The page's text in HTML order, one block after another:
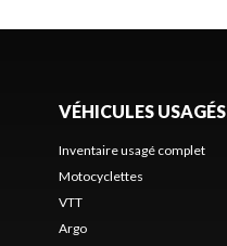
VÉHICULES USAGÉS
Inventaire usagé complet
Motocyclettes
VTT
Argo